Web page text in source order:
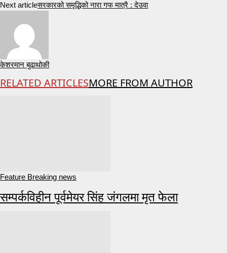
Next articleसरकारको समृद्धिको नारा गफ मात्रै : देउवा
केशरमान बुढाथोकी
RELATED ARTICLESMORE FROM AUTHOR
Feature Breaking news
सम्पर्कविहीन पूर्वमेयर सिंह जंगलमा मृत फेला